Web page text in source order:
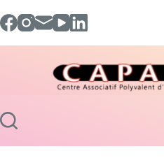
au
contenu